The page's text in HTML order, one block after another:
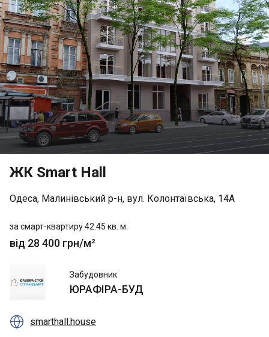
ЖК Smart Hall
Одеса, Малинівський р-н, вул. Колонтаївська, 14А
за смарт-квартиру 42.45 кв. м.
від 28 400 грн/м²
БУД
Забудовник
ЮРАФІРА-БУД
 smarthall.house